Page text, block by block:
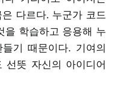
다르다. 누군가 코드
을 학습하고 응용해 누
기 때문이다. 기여의
선뜻 자신의 아이디어